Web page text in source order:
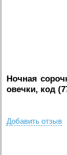
Ночная
овечки, код
Добавить отзыв